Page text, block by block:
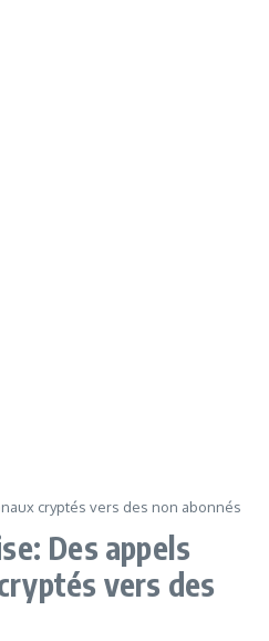
cryptés vers des non abonnés
Des appels
vers des